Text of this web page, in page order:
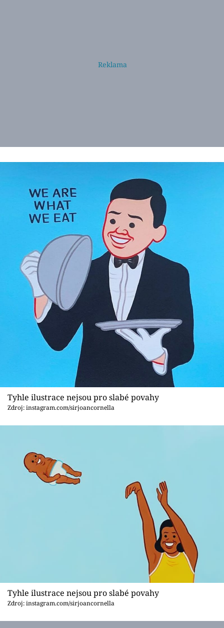
Tyhle ilustrace nejsou pro slabé povahy
Zdroj: instagram.com/sirjoancornella
Tyhle ilustrace nejsou pro slabé povahy
Zdroj: instagram.com/sirjoancornella